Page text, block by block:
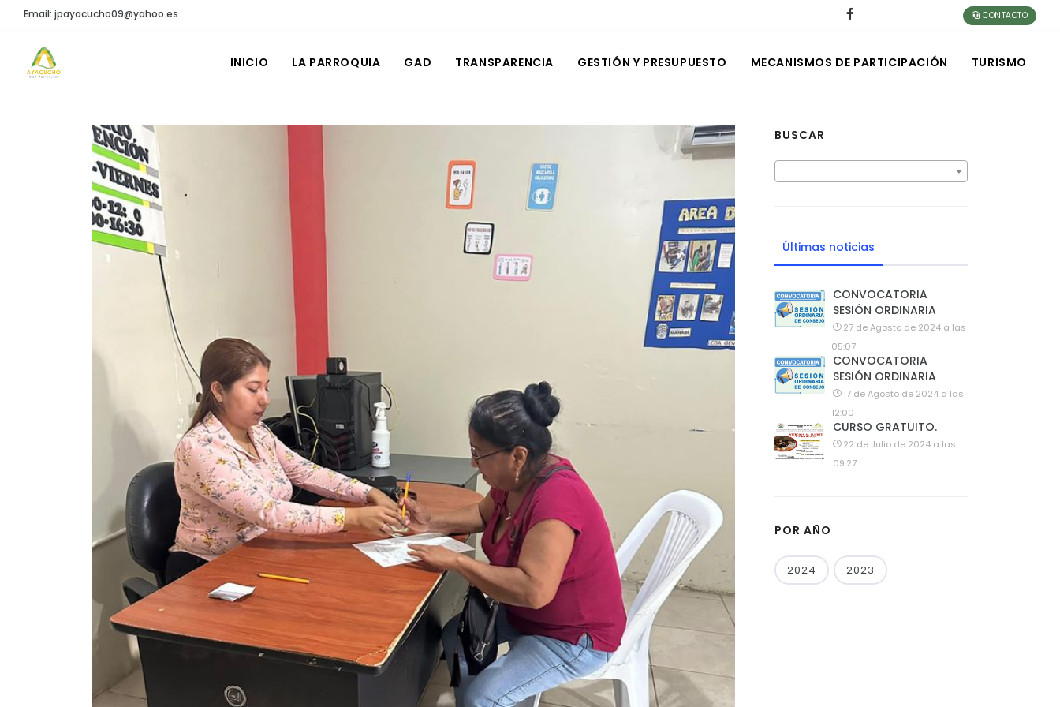
Email: jpayacucho09@yahoo.es CONTACTO
INICIO LA PARROQUIA GAD TRANSPARENCIA GESTIÓN Y PRESUPUESTO MECANISMOS DE PARTICIPACIÓN TURISMO
BUSCAR
Últimas noticias
CONVOCATORIA
SESIÓN ORDINARIA
27 de Agosto de 2024 a las
05:07
CONVOCATORIA
SESIÓN ORDINARIA
17 de Agosto de 2024 a las
12:00
CURSO GRATUITO.
22 de Julio de 2024 a las
09:27
POR AÑO
2024 2023